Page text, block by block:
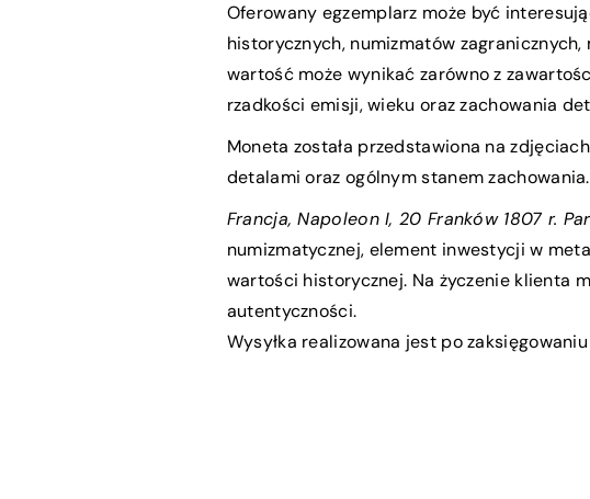
Oferowany egzemplarz może być
historycznych, numizmatów
wartość może wynikać zarówno z
rzadkości emisji, wieku oraz zachowania
Moneta została przedstawiona na
detalami oraz ogólnym stanem zachowania.
Francja, Napoleon I, 20 Franków 1807 r.
numizmatycznej, element inwestycji w
wartości historycznej. Na życzenie klienta
autentyczności.
Wysyłka realizowana jest po